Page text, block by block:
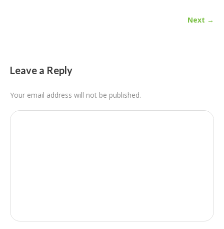
Next →
Leave a Reply
Your email address will not be published.